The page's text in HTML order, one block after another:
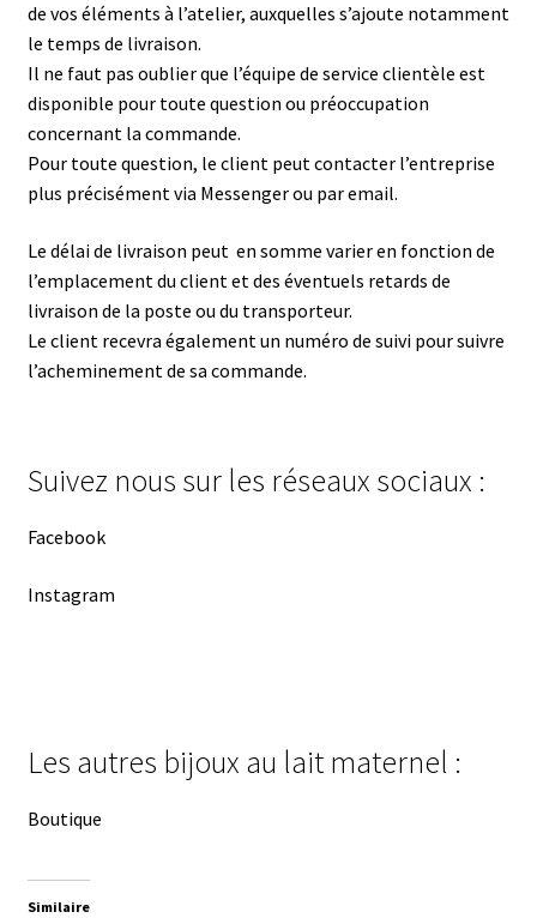
de vos éléments à l’atelier, auxquelles s’ajoute notamment
le temps de livraison.
Il ne faut pas oublier que l’équipe de service clientèle est
disponible pour toute question ou préoccupation
concernant la commande.
Pour toute question, le client peut contacter l’entreprise
plus précisément via Messenger ou par email.
Le délai de livraison peut en somme varier en fonction de
l’emplacement du client et des éventuels retards de
livraison de la poste ou du transporteur.
Le client recevra également un numéro de suivi pour suivre
l’acheminement de sa commande.
Suivez nous sur les réseaux sociaux :
Facebook
Instagram
Les autres bijoux au lait maternel :
Boutique
Similaire